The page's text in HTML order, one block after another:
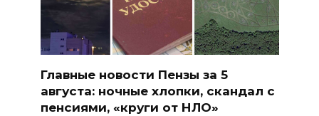
Главные новости Пензы за 5
августа: ночные хлопки, скандал с
пенсиями, «круги от НЛО»